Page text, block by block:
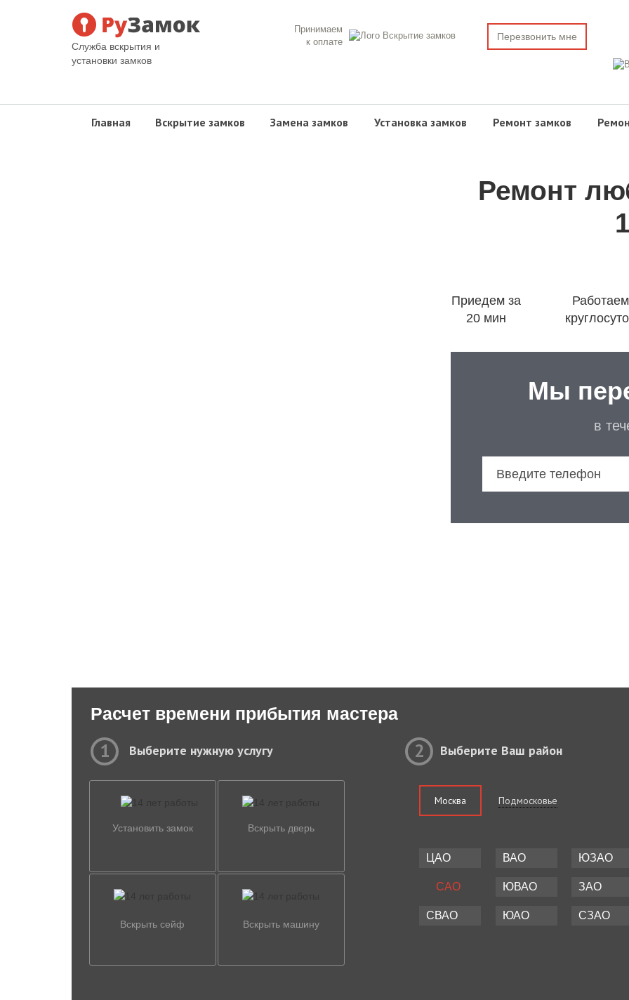
Служба вскрытия и
установки замков
Принимаем
к оплате
Перезвонить мне
Главная Вскрытие замков Замена замков Установка замков Ремонт замков
Ремонт
Приедем за
20 мин
Работаем
Мы
в
Расчет времени прибытия мастера
1 Выберите нужную услугу
Установить замок Вскрыть дверь
Вскрыть сейф Вскрыть машину
2 Выберите Ваш район
Москва Подмосковье
ЦАО ВАО ЮЗАО
САО ЮВАО ЗАО
СВАО ЮАО СЗАО